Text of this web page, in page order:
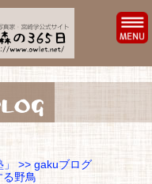
>> gakuブログ
る野鳥